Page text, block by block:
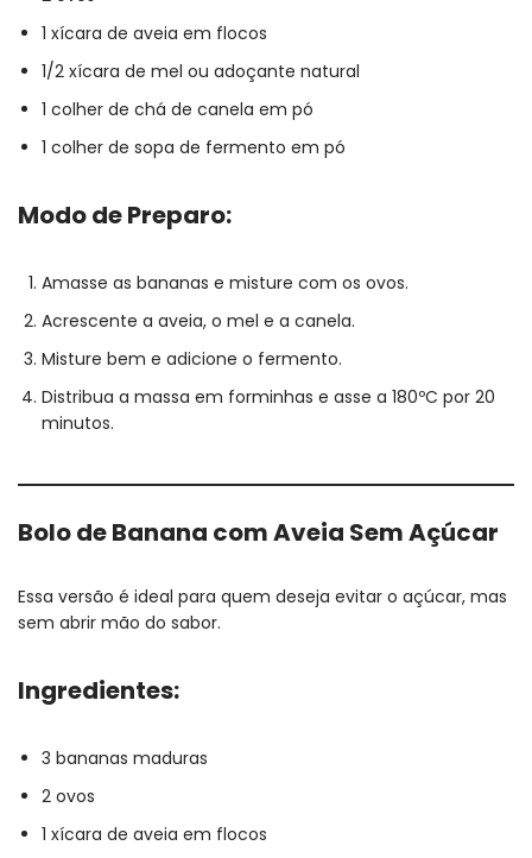
1 xícara de aveia em flocos
1/2 xícara de mel ou adoçante natural
1 colher de chá de canela em pó
1 colher de sopa de fermento em pó
Modo de Preparo:
Amasse as bananas e misture com os ovos.
Acrescente a aveia, o mel e a canela.
Misture bem e adicione o fermento.
Distribua a massa em forminhas e asse a 180ºC por 20
minutos.
Bolo de Banana com Aveia Sem Açúcar
Essa versão é ideal para quem deseja evitar o açúcar, mas
sem abrir mão do sabor.
Ingredientes:
3 bananas maduras
2 ovos
1 xícara de aveia em flocos